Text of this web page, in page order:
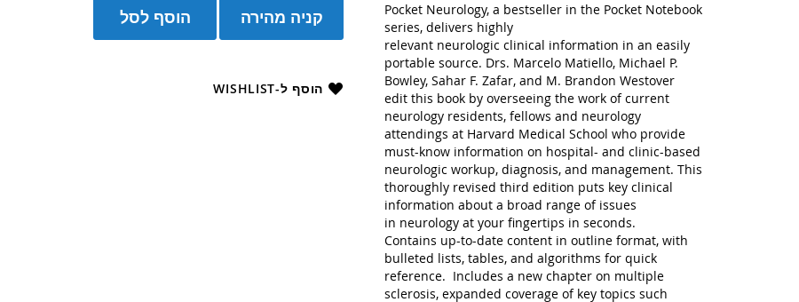
הוסף לסל קניה מהירה
הוסף ל-WISHLIST
Pocket Neurology, a bestseller in the Pocket Notebook
series, delivers highly
relevant neurologic clinical information in an easily
portable source. Drs. Marcelo Matiello, Michael P.
Bowley, Sahar F. Zafar, and M. Brandon Westover
edit this book by overseeing the work of current
neurology residents, fellows and neurology
attendings at Harvard Medical School who provide
must-know information on hospital- and clinic-based
neurologic workup, diagnosis, and management. This
thoroughly revised third edition puts key clinical
information about a broad range of issues
in neurology at your fingertips in seconds.
Contains up-to-date content in outline format, with
bulleted lists, tables, and algorithms for quick
reference. Includes a new chapter on multiple
sclerosis, expanded coverage of key topics such